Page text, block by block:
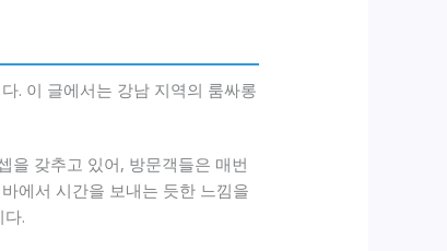
. 이 글에서는 강남 지역의 룸싸롱
을 갖추고 있어, 방문객들은 매번
에서 시간을 보내는 듯한 느낌을
.